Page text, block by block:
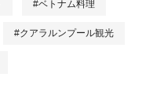
#ベトナム料理
#クアラルンプール観光